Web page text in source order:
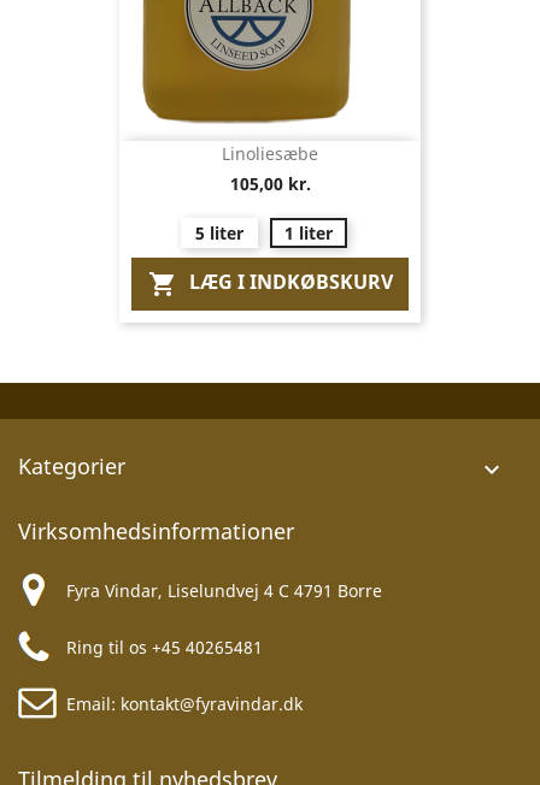
Linoliesæbe
105,00 kr.
5 liter 1 liter
 LÆG I INDKØBSKURV
Kategorier 
Virksomhedsinformationer
Fyra Vindar, Liselundvej 4 C 4791 Borre
Ring til os +45 40265481
Email: kontakt@fyravindar.dk
Tilmelding til nyhedsbrev